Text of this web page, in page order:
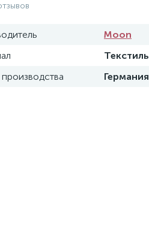
Moon
Текстиль
Германия